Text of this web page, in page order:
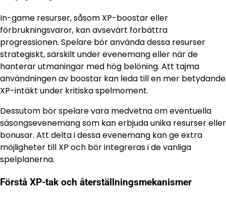
In-game resurser, såsom XP-boostar eller
förbrukningsvaror, kan avsevärt förbättra
progressionen. Spelare bör använda dessa resurser
strategiskt, särskilt under evenemang eller när de
hanterar utmaningar med hög belöning. Att tajma
användningen av boostar kan leda till en mer betydande
XP-intäkt under kritiska spelmoment.
Dessutom bör spelare vara medvetna om eventuella
säsongsevenemang som kan erbjuda unika resurser eller
bonusar. Att delta i dessa evenemang kan ge extra
möjligheter till XP och bör integreras i de vanliga
spelplanerna.
Förstå XP-tak och återställningsmekanismer